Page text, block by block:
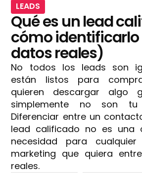
LEADS
Qué es un lead
cómo identificarlo
datos reales)
No todos los leads son
están listos para
quieren descargar algo
simplemente no son tu
Diferenciar entre un
lead calificado no es una
necesidad para
marketing que quiera
reales.